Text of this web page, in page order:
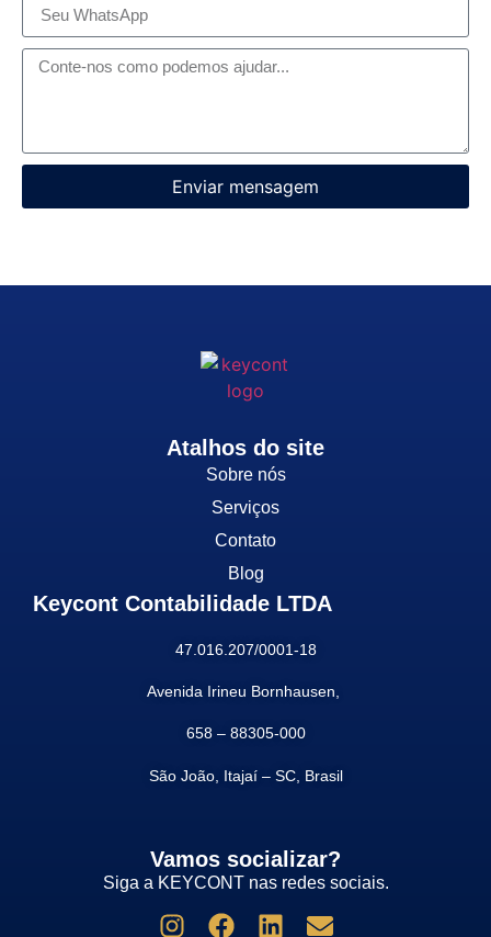
Enviar mensagem
Atalhos do site
Sobre nós
Serviços
Contato
Blog
Keycont Contabilidade LTDA
47.016.207/0001-18
Avenida Irineu Bornhausen,
658 – 88305-000
São João, Itajaí – SC, Brasil
Vamos socializar?
Siga a KEYCONT nas redes sociais.